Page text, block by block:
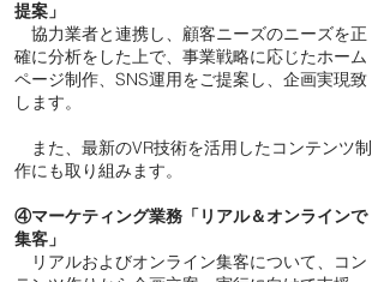
提案」
協力業者と連携し、顧客ニーズのニーズを正
確に分析をした上で、事業戦略に応じたホーム
ページ制作、SNS運用をご提案し、企画実現致
します。
また、最新のVR技術を活用したコンテンツ制
作にも取り組みます。
④マーケティング業務「リアル＆オンラインで
集客」
リアルおよびオンライン集客について、コン